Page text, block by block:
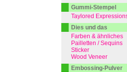
Gummi-Stempel
Taylored
Dies und das
Farben & ähnliches
Pailletten / Sequins
Sticker
Wood Veneer
Embossing-Pulver